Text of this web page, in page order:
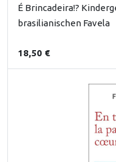
É Brincadeira!?
brasilianischen Favela
18,50 €